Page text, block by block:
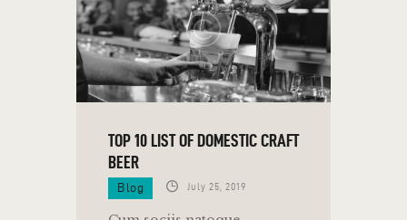
TOP 10 LIST OF DOMESTIC CRAFT
BEER
Blog July 25, 2019